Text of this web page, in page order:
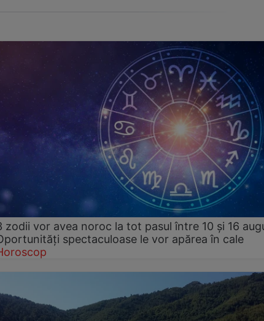
zodii vor avea noroc la tot pasul între 10 și 16
spectaculoase le vor apărea în cale